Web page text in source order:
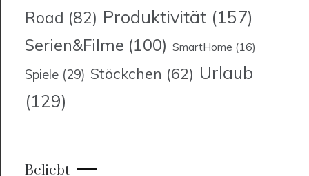
Road (82) Produktivität (157)
Serien&Filme (100) SmartHome (16)
Spiele (29) Stöckchen (62) Urlaub
(129)
Beliebt